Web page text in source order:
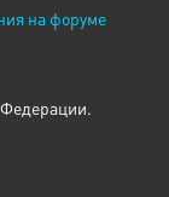
на форуме